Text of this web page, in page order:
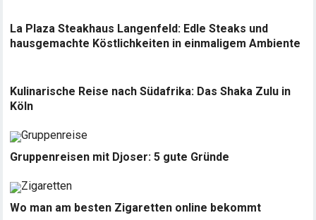
La Plaza Steakhaus Langenfeld: Edle Steaks und
hausgemachte Köstlichkeiten in einmaligem Ambiente
Kulinarische Reise nach Südafrika: Das Shaka Zulu in
Köln
Gruppenreisen mit Djoser: 5 gute Gründe
Wo man am besten Zigaretten online bekommt